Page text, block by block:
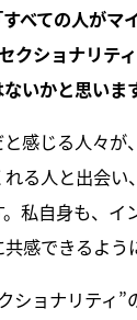
べての人がマ
クショナリテ
いかと思いま
感じる人々が
る人と出会い
私自身も、イ
感できるよう
ショナリティ”